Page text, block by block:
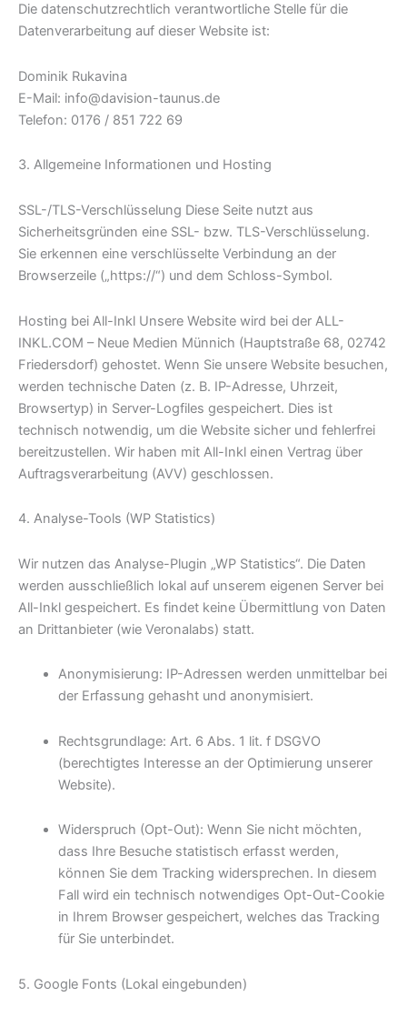
Die datenschutzrechtlich verantwortliche Stelle für die
Datenverarbeitung auf dieser Website ist:
Dominik Rukavina
E-Mail: info@davision-taunus.de
Telefon: 0176 / 851 722 69
3. Allgemeine Informationen und Hosting
SSL-/TLS-Verschlüsselung Diese Seite nutzt aus
Sicherheitsgründen eine SSL- bzw. TLS-Verschlüsselung.
Sie erkennen eine verschlüsselte Verbindung an der
Browserzeile („https://“) und dem Schloss-Symbol.
Hosting bei All-Inkl Unsere Website wird bei der ALL-
INKL.COM – Neue Medien Münnich (Hauptstraße 68, 02742
Friedersdorf) gehostet. Wenn Sie unsere Website besuchen,
werden technische Daten (z. B. IP-Adresse, Uhrzeit,
Browsertyp) in Server-Logfiles gespeichert. Dies ist
technisch notwendig, um die Website sicher und fehlerfrei
bereitzustellen. Wir haben mit All-Inkl einen Vertrag über
Auftragsverarbeitung (AVV) geschlossen.
4. Analyse-Tools (WP Statistics)
Wir nutzen das Analyse-Plugin „WP Statistics“. Die Daten
werden ausschließlich lokal auf unserem eigenen Server bei
All-Inkl gespeichert. Es findet keine Übermittlung von Daten
an Drittanbieter (wie Veronalabs) statt.
Anonymisierung: IP-Adressen werden unmittelbar bei
der Erfassung gehasht und anonymisiert.
Rechtsgrundlage: Art. 6 Abs. 1 lit. f DSGVO
(berechtigtes Interesse an der Optimierung unserer
Website).
Widerspruch (Opt-Out): Wenn Sie nicht möchten,
dass Ihre Besuche statistisch erfasst werden,
können Sie dem Tracking widersprechen. In diesem
Fall wird ein technisch notwendiges Opt-Out-Cookie
in Ihrem Browser gespeichert, welches das Tracking
für Sie unterbindet.
5. Google Fonts (Lokal eingebunden)